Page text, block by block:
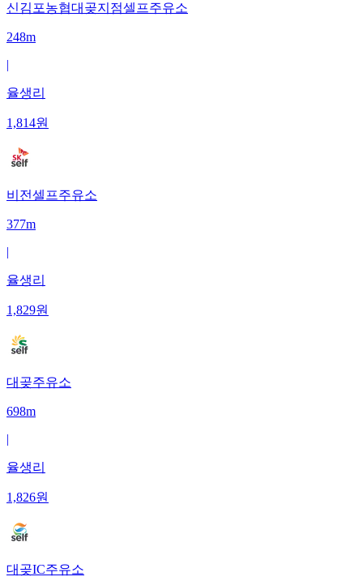
신김포농협대곶지점셀프주유소
248m
|
율생리
1,814원
비전셀프주유소
377m
|
율생리
1,829원
대곶주유소
698m
|
율생리
1,826원
대곶IC주유소